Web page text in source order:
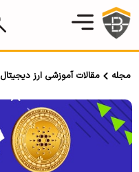
مجله مقالات آموزشی ارز دیجیتال